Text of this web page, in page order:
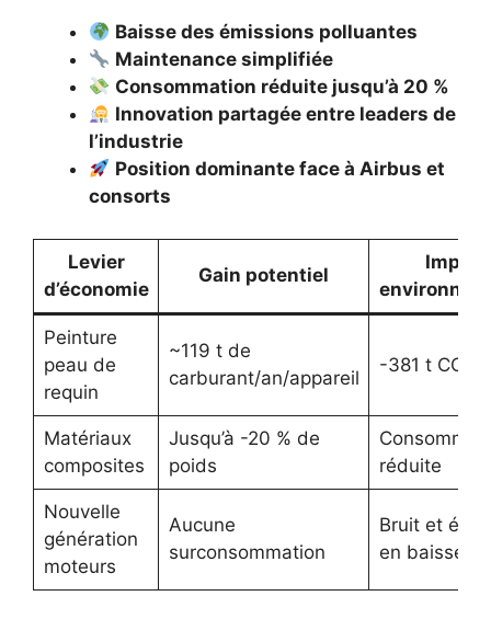
Baisse des émissions polluantes
Maintenance simplifiée
Consommation réduite jusqu’à 20 %
Innovation partagée entre leaders de
l’industrie
Position dominante face à Airbus et
consorts
Levier
d’économie
Gain potentiel
Impact
Peinture
peau de
requin
~119 t de
carburant/an/appareil
-381 t CO₂/
Matériaux
composites
Jusqu’à -20 % de
poids
réduite
Nouvelle
génération
moteurs
Aucune
surconsommation
Bruit et
en baisse